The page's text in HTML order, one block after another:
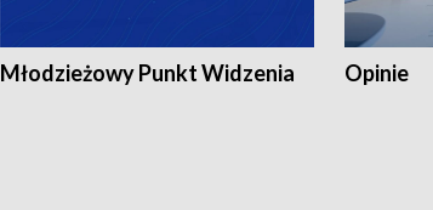
Młodzieżowy Punkt Widzenia Opinie